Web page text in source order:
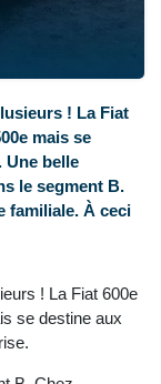
! La Fiat
mais se
Une belle
le segment B.
familiale. À ceci
! La Fiat 600e
se destine aux